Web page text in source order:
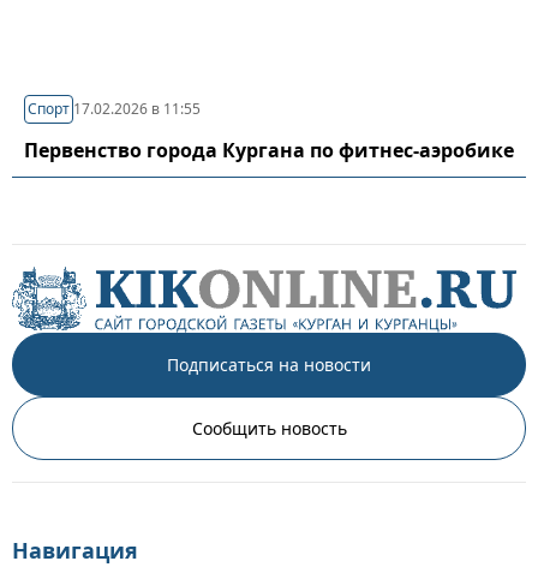
Спорт 17.02.2026 в 11:55
Первенство города Кургана по фитнес-аэробике
Подписаться на новости
Сообщить новость
Навигация